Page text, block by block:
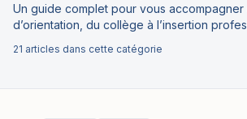
Un guide complet pour vous
d’orientation, du collège à l’insertion
21 articles dans cette catégorie